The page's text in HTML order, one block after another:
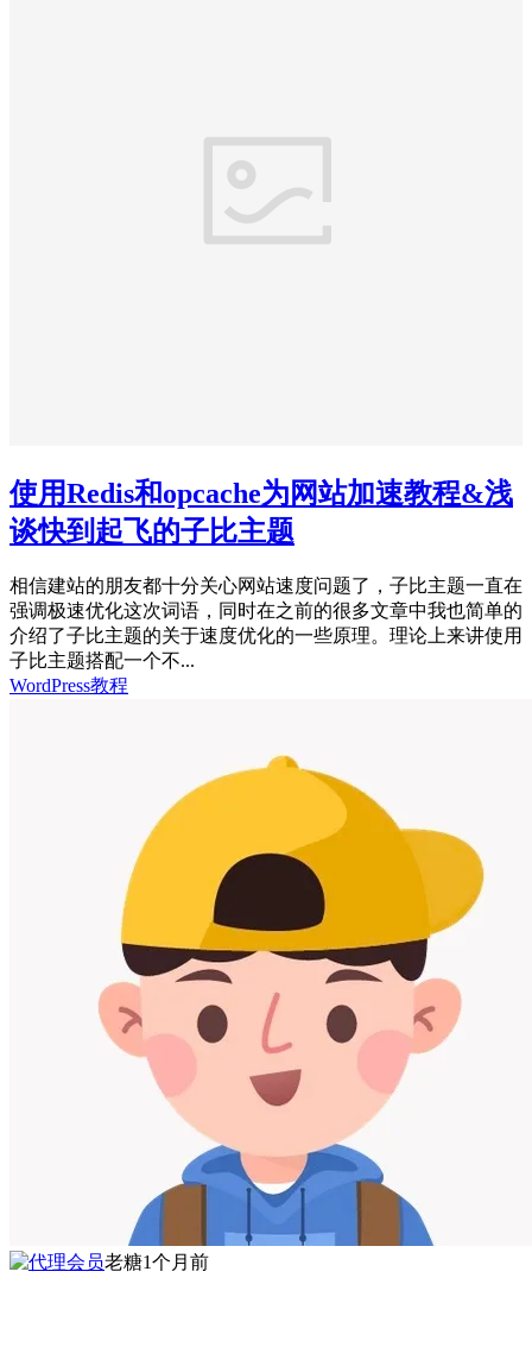
使用Redis和opcache为网站加速教程&浅
谈快到起飞的子比主题
相信建站的朋友都十分关心网站速度问题了，子比主题一直在
强调极速优化这次词语，同时在之前的很多文章中我也简单的
介绍了子比主题的关于速度优化的一些原理。理论上来讲使用
子比主题搭配一个不...
WordPress教程
老糖1个月前